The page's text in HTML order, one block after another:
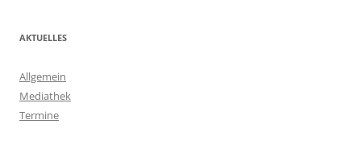
AKTUELLES
Allgemein
Mediathek
Termine